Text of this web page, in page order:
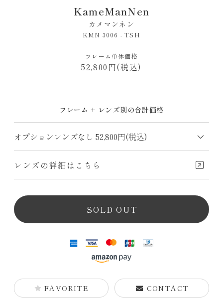
KameManNen
カメマンネン
KMN 3006 - TSH
フレーム単体価格
52,800円(税込)
フレーム + レンズ別の合計価格
レンズの詳細はこちら
SOLD OUT
FAVORITE CONTACT